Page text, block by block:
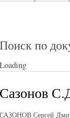
Поиск по
Loading
Сазонов
САЗОНОВ Сергей